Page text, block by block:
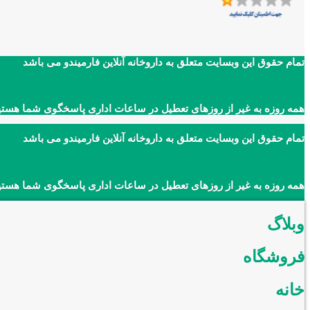
تمام حقوق این وبسایت متعلق به داروخانه آنلاین فارمیندو می باشد
همه روزه به غیر از روزهای تعطیل در ساعات اداری پاسخگوی شما
تمام حقوق این وبسایت متعلق به داروخانه آنلاین فارمیندو می باشد
همه روزه به غیر از روزهای تعطیل در ساعات اداری پاسخگوی شما
وبلاگ
فروشگاه
خانه